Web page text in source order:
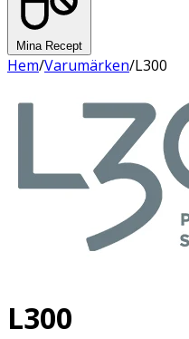
Mina Recept
Hem/Varumärken/L300
L300